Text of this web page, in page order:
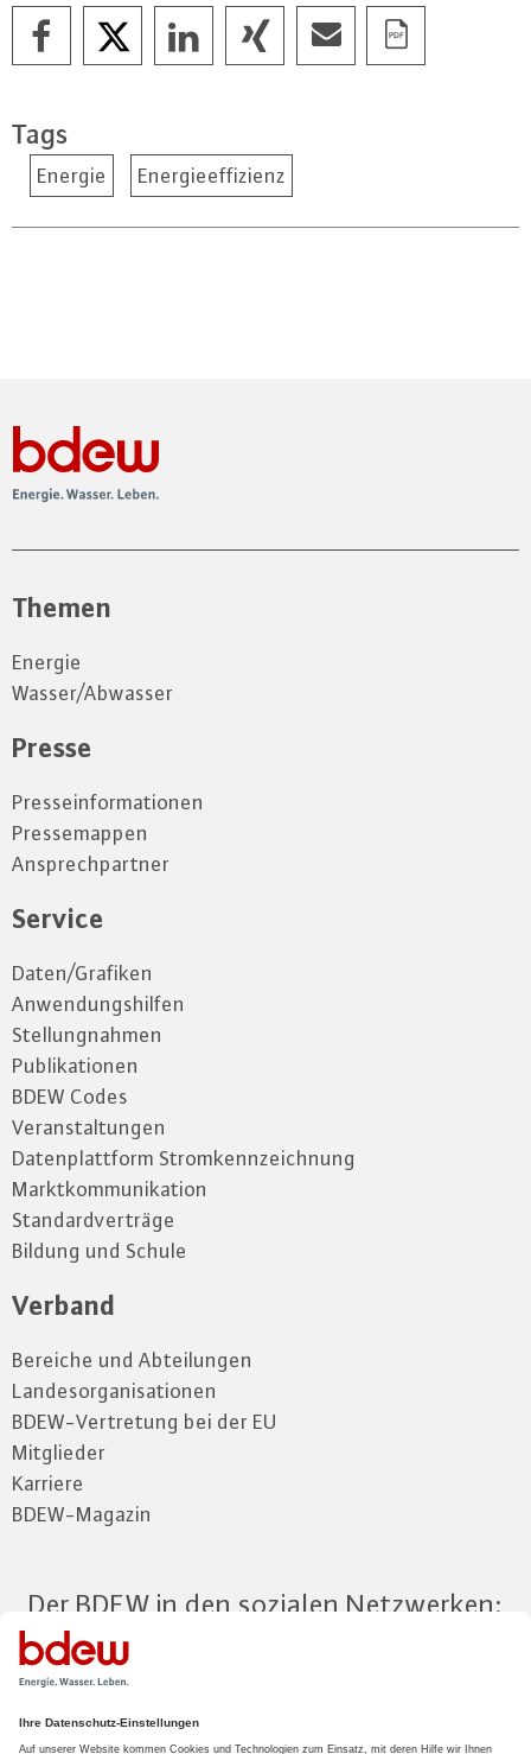
Tags
Energie Energieeffizienz
Themen
Energie
Wasser/Abwasser
Presse
Presseinformationen
Pressemappen
Ansprechpartner
Service
Daten/Grafiken
Anwendungshilfen
Stellungnahmen
Publikationen
BDEW Codes
Veranstaltungen
Datenplattform Stromkennzeichnung
Marktkommunikation
Standardverträge
Bildung und Schule
Verband
Bereiche und Abteilungen
Landesorganisationen
BDEW-Vertretung bei der EU
Mitglieder
Karriere
BDEW-Magazin
Der BDEW in den sozialen Netzwerken:
Zum Mitgliederbereich